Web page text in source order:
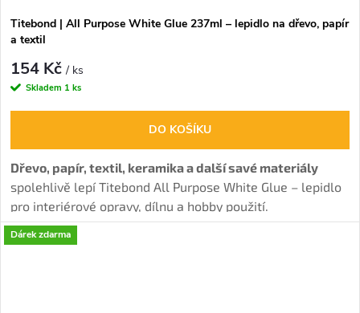
Titebond | All Purpose White Glue 237ml – lepidlo na dřevo, papír
a textil
154 Kč/ ks
Skladem 1 ks
DO KOŠÍKU
Dřevo, papír, textil, keramika a další savé materiály
spolehlivě lepí Titebond All Purpose White Glue – lepidlo
pro interiérové opravy, dílnu a hobby použití.
Dárek zdarma